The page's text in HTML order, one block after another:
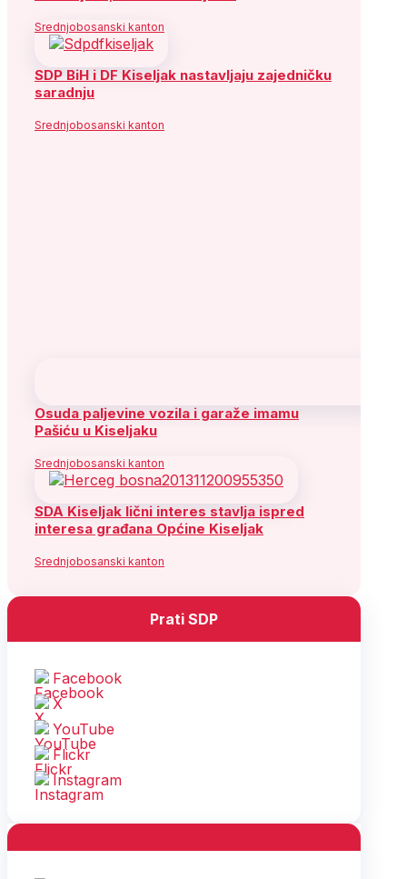
Srednjobosanski kanton
SDP BiH i DF Kiseljak nastavljaju zajedničku
saradnju
Srednjobosanski kanton
Osuda paljevine vozila i garaže imamu
Pašiću u Kiseljaku
Srednjobosanski kanton
SDA Kiseljak lični interes stavlja ispred
interesa građana Općine Kiseljak
Srednjobosanski kanton
Prati SDP
Facebook
X
YouTube
Flickr
Instagram